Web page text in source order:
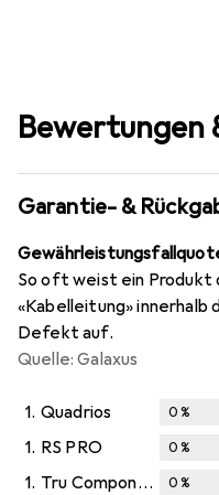
Bewertungen
Garantie- &
So oft weist ein Produkt
«Kabelleitung»
Defekt auf.
Quelle: Galaxus
1. Quadrios 0%
1. RS PRO 0%
1. Tru Components 0%